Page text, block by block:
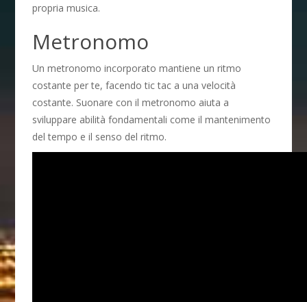
propria musica.
Metronomo
Un metronomo incorporato mantiene un ritmo
costante per te, facendo tic tac a una velocità
costante. Suonare con il metronomo aiuta a
sviluppare abilità fondamentali come il mantenimento
del tempo e il senso del ritmo.